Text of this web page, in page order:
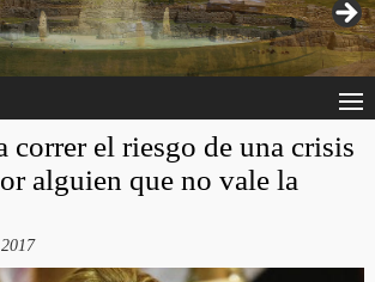
correr el riesgo de una crisis
alguien que no vale la